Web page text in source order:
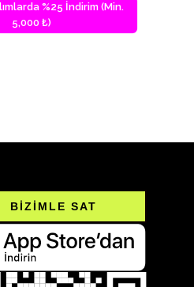
%25 İndirim (Min.
5,000 ₺)
BİZİMLE SAT